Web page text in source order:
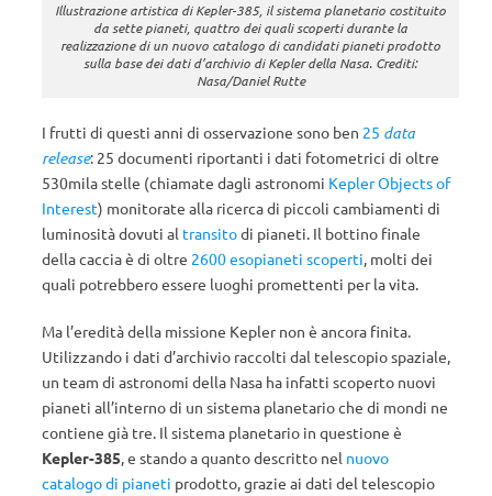
Illustrazione artistica di Kepler-385, il sistema planetario costituito
da sette pianeti, quattro dei quali scoperti durante la
realizzazione di un nuovo catalogo di candidati pianeti prodotto
sulla base dei dati d’archivio di Kepler della Nasa. Crediti:
Nasa/Daniel Rutte
I frutti di questi anni di osservazione sono ben 25 data
release: 25 documenti riportanti i dati fotometrici di oltre
530mila stelle (chiamate dagli astronomi Kepler Objects of
Interest) monitorate alla ricerca di piccoli cambiamenti di
luminosità dovuti al transitodi pianeti. Il bottino finale
della caccia è di oltre 2600 esopianeti scoperti, molti dei
quali potrebbero essere luoghi promettenti per la vita.
Ma l’eredità della missione Kepler non è ancora finita.
Utilizzando i dati d’archivio raccolti dal telescopio spaziale,
un team di astronomi della Nasa ha infatti scoperto nuovi
pianeti all’interno di un sistema planetario che di mondi ne
contiene già tre. Il sistema planetario in questione è
Kepler-385, e stando a quanto descritto nel nuovo
catalogo di pianeti prodotto, grazie ai dati del telescopio